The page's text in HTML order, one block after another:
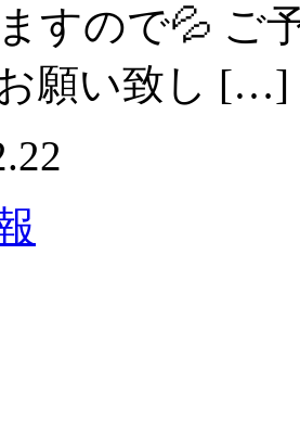
すので💦 ご
願い致し […]